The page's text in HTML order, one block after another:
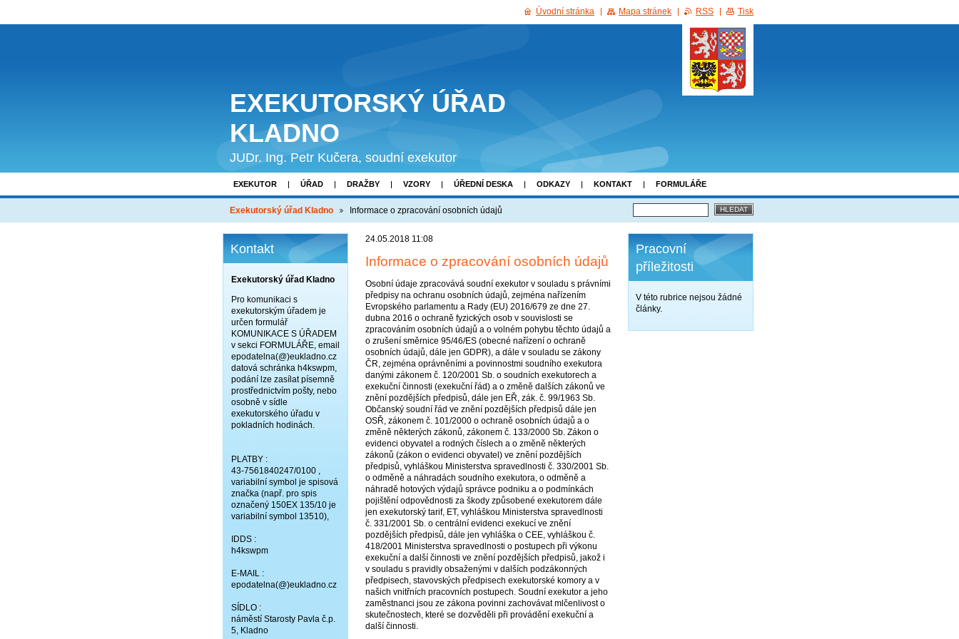
EXEKUTORSKÝ ÚŘAD
KLADNO
JUDr. Ing. Petr Kučera, soudní exekutor
EXEKUTOR ÚŘAD DRAŽBY VZORY ÚŘEDNÍ DESKA ODKAZY KONTAKT FORMULÁŘE
Exekutorský úřad Kladno Informace o zpracování osobních údajů
24.05.2018 11:08
Informace o zpracování osobních údajů
Osobní údaje zpracovává soudní exekutor v souladu s právními
předpisy na ochranu osobních údajů, zejména nařízením
Evropského parlamentu a Rady (EU) 2016/679 ze dne 27.
dubna 2016 o ochraně fyzických osob v souvislosti se
zpracováním osobních údajů a o volném pohybu těchto údajů a
o zrušení směrnice 95/46/ES (obecné nařízení o ochraně
osobních údajů, dále jen GDPR), a dále v souladu se zákony
ČR, zejména oprávněními a povinnostmi soudního exekutora
danými zákonem č. 120/2001 Sb. o soudních exekutorech a
exekuční činnosti (exekuční řád) a o změně dalších zákonů ve
znění pozdějších předpisů, dále jen EŘ, zák. č. 99/1963 Sb.
Občanský soudní řád ve znění pozdějších předpisů dále jen
OSŘ, zákonem č. 101/2000 o ochraně osobních údajů a o
změně některých zákonů, zákonem č. 133/2000 Sb. Zákon o
evidenci obyvatel a rodných číslech a o změně některých
zákonů (zákon o evidenci obyvatel) ve znění pozdějších
předpisů, vyhláškou Ministerstva spravedlnosti č. 330/2001 Sb.
o odměně a náhradách soudního exekutora, o odměně a
náhradě hotových výdajů správce podniku a o podmínkách
pojištění odpovědnosti za škody způsobené exekutorem dále
jen exekutorský tarif, ET, vyhláškou Ministerstva spravedlnosti
č. 331/2001 Sb. o centrální evidenci exekucí ve znění
pozdějších předpisů, dále jen vyhláška o CEE, vyhláškou č.
418/2001 Ministerstva spravedlnosti o postupech při výkonu
exekuční a další činnosti ve znění pozdějších předpisů, jakož i
v souladu s pravidly obsaženými v dalších podzákonných
předpisech, stavovských předpisech exekutorské komory a v
našich vnitřních pracovních postupech. Soudní exekutor a jeho
zaměstnanci jsou ze zákona povinni zachovávat mlčenlivost o
skutečnostech, které se dozvěděli při provádění exekuční a
další činnosti.
Pracovní
příležitosti
V této rubrice nejsou žádné
články.
Kontakt
Exekutorský úřad Kladno
Pro komunikaci s
exekutorským úřadem je
určen formulář
KOMUNIKACE S ÚŘADEM
v sekci FORMULÁŘE, email
epodatelna(@)eukladno.cz
datová schránka h4kswpm,
podání lze zasílat písemně
prostřednictvím pošty, nebo
osobně v sídle
exekutorského úřadu v
pokladních hodinách.
PLATBY :
43-7561840247/0100 ,
variabilní symbol je spisová
značka (např. pro spis
označený 150EX 135/10 je
variabilní symbol 13510),
IDDS :
h4kswpm
E-MAIL :
epodatelna(@)eukladno.cz
SÍDLO :
náměstí Starosty Pavla č.p.
5, Kladno
Úvodní stránka Mapa stránek RSS Tisk